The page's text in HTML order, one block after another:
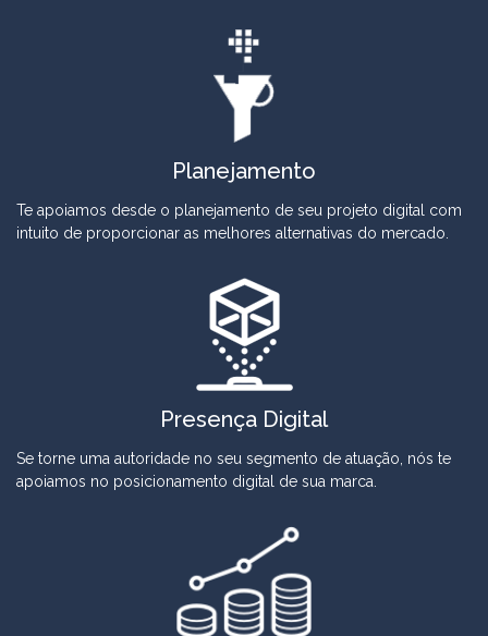
Planejamento
Te apoiamos desde o planejamento de seu projeto digital com
intuito de proporcionar as melhores alternativas do mercado.
Presença Digital
Se torne uma autoridade no seu segmento de atuação, nós te
apoiamos no posicionamento digital de sua marca.